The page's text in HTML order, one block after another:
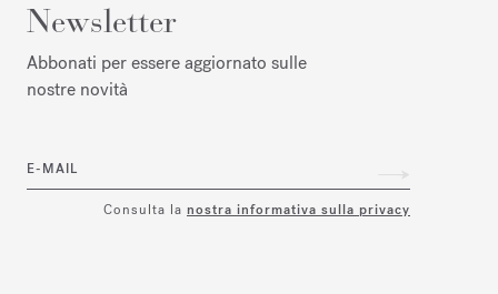
Newsletter
Abbonati per essere aggiornato sulle
nostre novità
E-MAIL
Consulta la nostra informativa sulla privacy